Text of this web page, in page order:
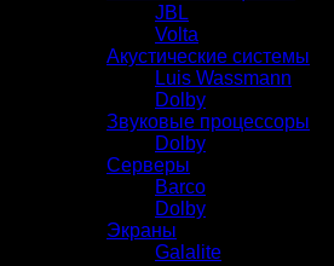
JBL
Volta
Акустические системы
Luis Wassmann
Dolby
Звуковые процессоры
Dolby
Серверы
Barco
Dolby
Экраны
Galalite